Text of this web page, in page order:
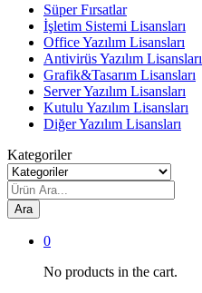
Süper Fırsatlar
İşletim Sistemi Lisansları
Office Yazılım Lisansları
Antivirüs Yazılım Lisansları
Grafik&Tasarım Lisansları
Server Yazılım Lisansları
Kutulu Yazılım Lisansları
Diğer Yazılım Lisansları
Kategoriler
Ara
0
No products in the cart.